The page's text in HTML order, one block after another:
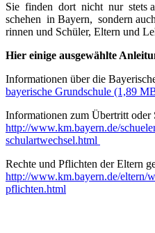
Sie fin­den dort nicht nur stets
sche­hen in Bay­ern, son­dern
rin­nen und Schü­ler, Eltern und
Hier eini­ge aus­ge­wähl­te
Infor­ma­tio­nen über die
baye­ri­sche Grund­schu­le
Infor­ma­tio­nen zum Über­tritt oder
http://www.km.bayern.de/
schulartwechsel.html
Rech­te und Pflich­ten der Eltern
http://www.km.bayern.de/eltern/
pflichten.html